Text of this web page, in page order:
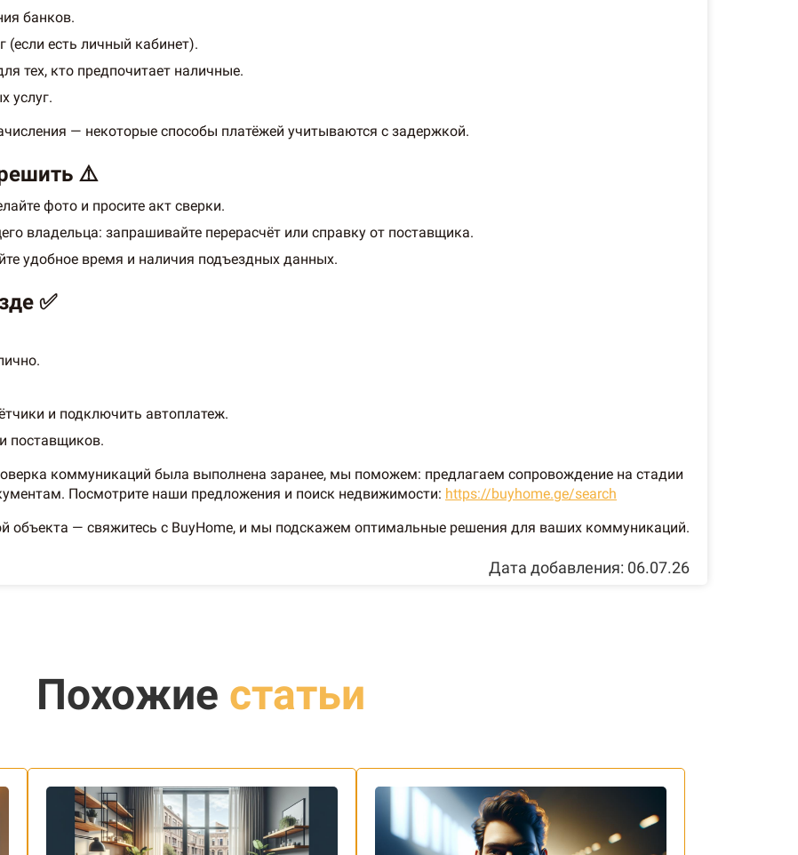
банков.
есть личный кабинет).
тех, кто предпочитает наличные.
услуг.
— некоторые способы платёжей учитываются с задержкой.
⚠️
фото и просите акт сверки.
владельца: запрашивайте перерасчёт или справку от поставщика.
удобное время и наличия подъездных данных.
✅
и подключить автоплатеж.
поставщиков.
коммуникаций была выполнена заранее, мы поможем: предлагаем сопровождение на стадии
Посмотрите наши предложения и поиск недвижимости: https://buyhome.ge/search
объекта — свяжитесь с BuyHome, и мы подскажем оптимальные решения для ваших коммуникаций.
Дата добавления: 06.07.26
Похожие статьи